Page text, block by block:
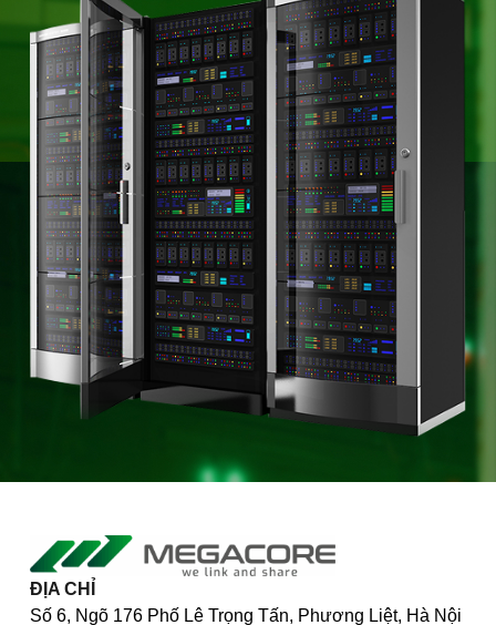
ĐỊA CHỈ
Số 6, Ngõ 176 Phố Lê Trọng Tấn, Phương Liệt, Hà Nội